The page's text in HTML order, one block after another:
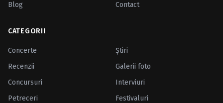
Blog Contact
CATEGORII
Concerte
Ştiri
Recenzii
Galerii foto
Concursuri
Interviuri
Petreceri
Festivaluri